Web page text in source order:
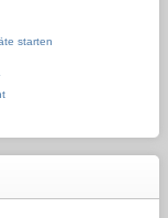
starten